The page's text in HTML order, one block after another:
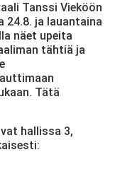
Tanssi Vieköön
ja lauantaina
näet upeita
tähtiä ja
Tätä
hallissa 3,